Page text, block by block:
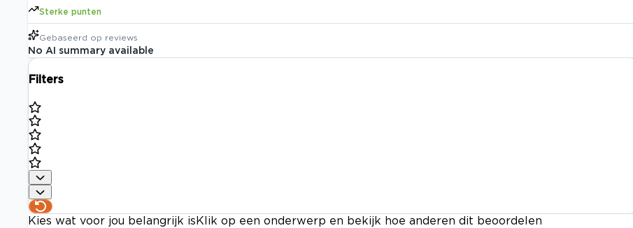
Sterke punten
Gebaseerd op reviews
No AI summary available
Filters
Kies wat voor jou belangrijk is Klik op een onderwerp en bekijk hoe anderen dit beoordelen